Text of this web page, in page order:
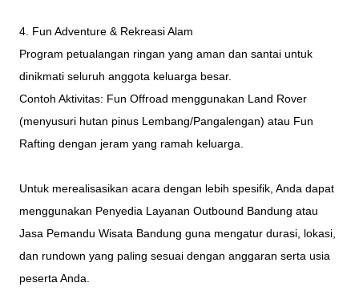
4. Fun Adventure & Rekreasi Alam
Program petualangan ringan yang aman dan santai untuk
dinikmati seluruh anggota keluarga besar.
Contoh Aktivitas: Fun Offroad menggunakan Land Rover
(menyusuri hutan pinus Lembang/Pangalengan) atau Fun
Rafting dengan jeram yang ramah keluarga.
Untuk merealisasikan acara dengan lebih spesifik, Anda dapat
menggunakan Penyedia Layanan Outbound Bandung atau
Jasa Pemandu Wisata Bandung guna mengatur durasi, lokasi,
dan rundown yang paling sesuai dengan anggaran serta usia
peserta Anda.